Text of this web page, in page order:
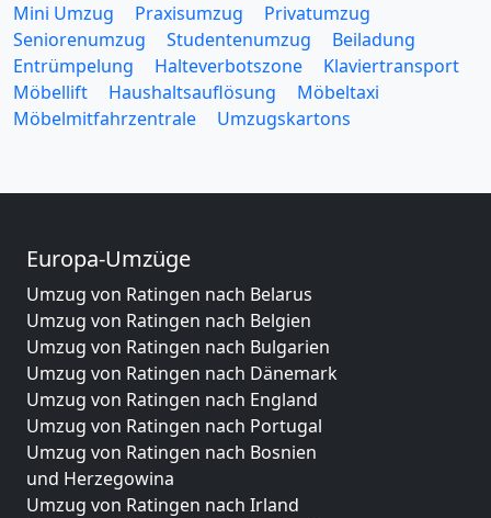
Mini Umzug
Praxisumzug
Privatumzug
Seniorenumzug
Studentenumzug
Beiladung
Entrümpelung
Halteverbotszone
Klaviertransport
Möbellift
Haushaltsauflösung
Möbeltaxi
Möbelmitfahrzentrale
Umzugskartons
Europa-Umzüge
Umzug von Ratingen nach Belarus
Umzug von Ratingen nach Belgien
Umzug von Ratingen nach Bulgarien
Umzug von Ratingen nach Dänemark
Umzug von Ratingen nach England
Umzug von Ratingen nach Portugal
Umzug von Ratingen nach Bosnien
und Herzegowina
Umzug von Ratingen nach Irland